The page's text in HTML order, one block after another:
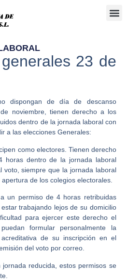
23 de
dispongan de día de descanso
noviembre, tienen derecho a los
dentro de la jornada laboral con
a las elecciones Generales:
como electores. Tienen derecho
horas dentro de la jornada laboral
voto, siempre que la jornada laboral
de los colegios electorales.
un permiso de 4 horas retribuidas
trabajando lejos de su domicilio
para ejercer este derecho el
formular personalmente la
de su inscripción en el
delvoto por correo
jornada reducida , estos permisos se